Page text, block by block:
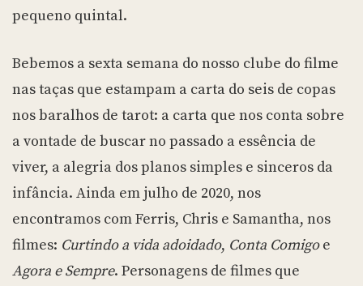
pequeno quintal.
Bebemos a sexta semana do nosso clube do filme
nas taças que estampam a carta do seis de copas
nos baralhos de tarot: a carta que nos conta sobre
a vontade de buscar no passado a essência de
viver, a alegria dos planos simples e sinceros da
infância. Ainda em julho de 2020, nos
encontramos com Ferris, Chris e Samantha, nos
filmes: Curtindo a vida adoidado, Conta Comigoe
Agora e Sempre. Personagens de filmes que